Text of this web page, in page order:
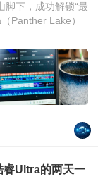
下，成功解锁“最
Panther Lake）
睿Ultra的两天一